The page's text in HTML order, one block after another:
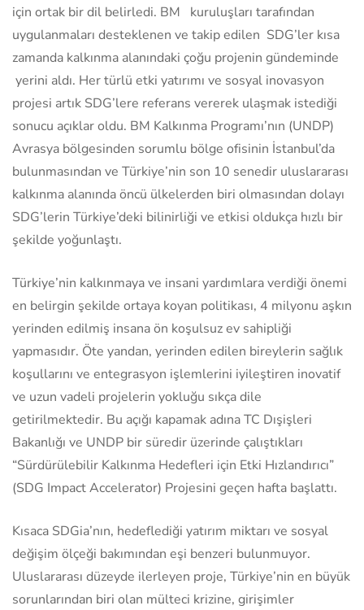
için ortak bir dil belirledi. BM kuruluşları tarafından
uygulanmaları desteklenen ve takip edilen SDG’ler kısa
zamanda kalkınma alanındaki çoğu projenin gündeminde
yerini aldı. Her türlü etki yatırımı ve sosyal inovasyon
projesi artık SDG’lere referans vererek ulaşmak istediği
sonucu açıklar oldu. BM Kalkınma Programı’nın (UNDP)
Avrasya bölgesinden sorumlu bölge ofisinin İstanbul’da
bulunmasından ve Türkiye’nin son 10 senedir uluslararası
kalkınma alanında öncü ülkelerden biri olmasından dolayı
SDG’lerin Türkiye’deki bilinirliği ve etkisi oldukça hızlı bir
şekilde yoğunlaştı.
Türkiye’nin kalkınmaya ve insani yardımlara verdiği önemi
en belirgin şekilde ortaya koyan politikası, 4 milyonu aşkın
yerinden edilmiş insana ön koşulsuz ev sahipliği
yapmasıdır. Öte yandan, yerinden edilen bireylerin sağlık
koşullarını ve entegrasyon işlemlerini iyileştiren inovatif
ve uzun vadeli projelerin yokluğu sıkça dile
getirilmektedir. Bu açığı kapamak adına TC Dışişleri
Bakanlığı ve UNDP bir süredir üzerinde çalıştıkları
“Sürdürülebilir Kalkınma Hedefleri için Etki Hızlandırıcı”
(SDG Impact Accelerator) Projesini geçen hafta başlattı.
Kısaca SDGia’nın, hedeflediği yatırım miktarı ve sosyal
değişim ölçeği bakımından eşi benzeri bulunmuyor.
Uluslararası düzeyde ilerleyen proje, Türkiye’nin en büyük
sorunlarından biri olan mülteci krizine, girişimler